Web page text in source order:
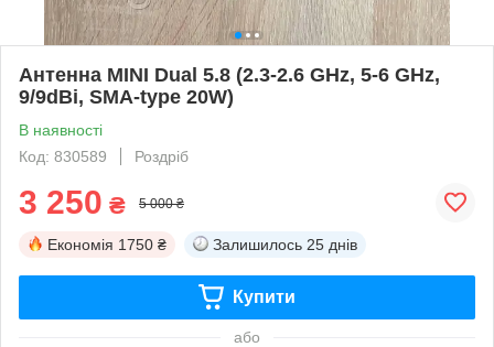
Антенна MINI Dual 5.8 (2.3-2.6 GHz, 5-6 GHz,
9/9dBi, SMA-type 20W)
В наявності
Код: 830589
Роздріб
3 250 ₴ 5 000 ₴
Економія 1750 ₴ Залишилось 25 днів
Купити
або